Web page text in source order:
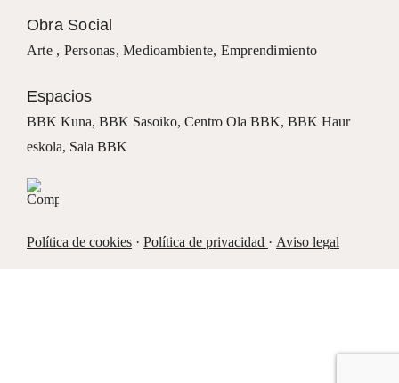
Obra Social
Arte , Personas,Medioambiente, Emprendimiento
Espacios
BBK Kuna, BBK Sasoiko, Centro Ola BBK, BBK Haur
eskola, Sala BBK
Política de cookies· Política de privacidad · Aviso legal